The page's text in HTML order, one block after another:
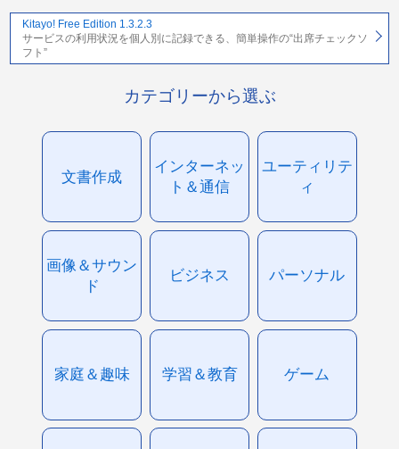
Kitayo! Free Edition 1.3.2.3
サービスの利用状況を個人別に記録できる、簡単操作の“出席チェックソ
フト”
カテゴリーから選ぶ
文書作成
インターネッ
ト＆通信
ユーティリテ
ィ
画像＆サウン
ド
ビジネス パーソナル
家庭＆趣味 学習＆教育 ゲーム